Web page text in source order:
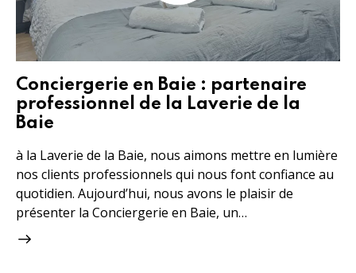
Conciergerie en Baie : partenaire
professionnel de la Laverie de la
Baie
à la Laverie de la Baie, nous aimons mettre en lumière
nos clients professionnels qui nous font confiance au
quotidien. Aujourd’hui, nous avons le plaisir de
présenter la Conciergerie en Baie, un…